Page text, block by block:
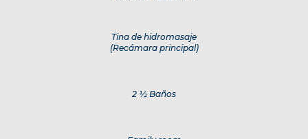
Tina de hidromasaje
(Recámara principal)
2 ½ Baños